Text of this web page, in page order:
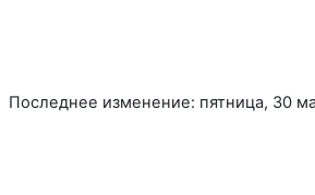
Последнее изменение: пятница, 30